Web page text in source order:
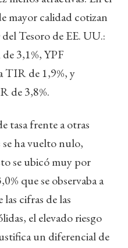
mayor calidad cotizan
del Tesoro de EE. UU.:
3,1%, YPF
TIR de 1,9%, y
de 3,8%.
tasa frente a otras
se ha vuelto nulo,
se ubicó muy por
que se observaba a
cifras de las
el elevado riesgo
un diferencial de